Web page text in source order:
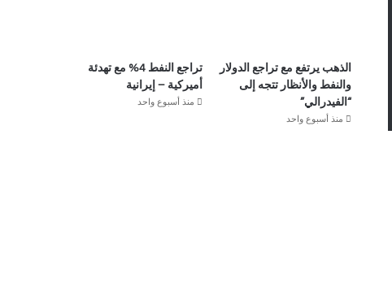
الذهب يرتفع مع تراجع الدولار
والنفط والأنظار تتجه إلى
“الفيدرالي”
منذ أسبوع واحد
تراجع النفط 4% مع تهدئة
أميركية – إيرانية
منذ أسبوع واحد